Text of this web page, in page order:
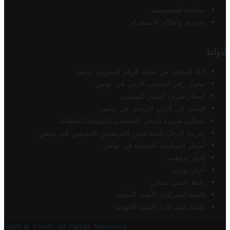
سياسة الخصوصية
شروط وأحكام الاستخدام
أدواتنا
أداة التحقق من صحة الرقم الضريبي تونس
محول رقم الحساب الآيبان في تونس
أسعار صرف الدينار التونسي
البحث عن الرمز البريدي في تونس
محاكي ضريبة الدخل الشخصي للموظف/المتقاعد
ضريبة الدخل للمتقاعدين الفرنسيين المقيمين في تونس
أسعار السيارات الجديدة في تونس
أخبار تروفيت
أخبار تونس
رابط خلفي مجاني
قائمة الشركات الأهلية المحلية
قائمة الشركات الأهلية الجهوية
2025 © Trovit. All Rights Reserved.